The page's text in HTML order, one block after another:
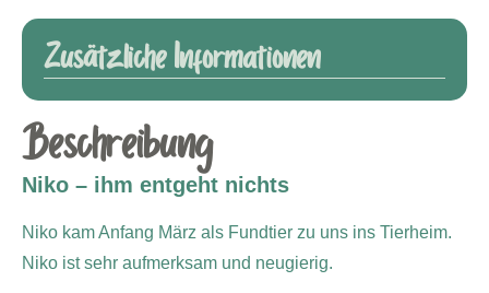
Zusätzliche Informationen
Beschreibung
Niko – ihm entgeht nichts
Niko kam Anfang März als Fundtier zu uns ins Tierheim.
Niko ist sehr aufmerksam und neugierig.